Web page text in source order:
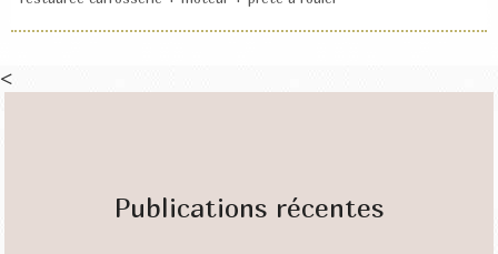
<
Publications récentes